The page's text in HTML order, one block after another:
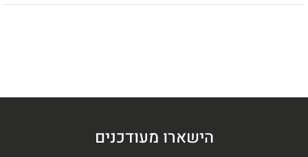
הישארו מעודכנים